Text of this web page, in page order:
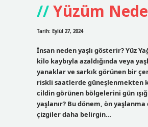
Yüzüm
Tarih: Eylül 27, 2024
İnsan neden yaşlı gösterir? Yüz
kilo kaybıyla azaldığında veya
yanaklar ve sarkık görünen bir
riskli saatlerde güneşlenmekten
cildin görünen bölgelerini gün
yaşlanır? Bu dönem, ön
çizgiler daha belirgin…